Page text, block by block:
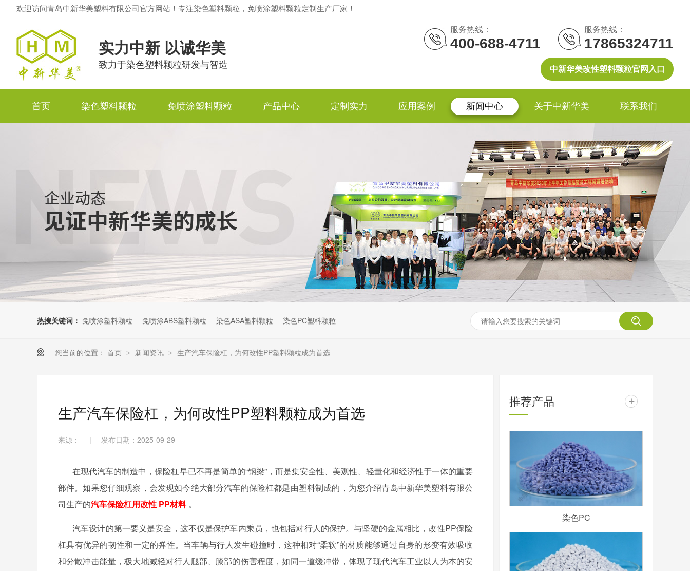
中新华美改性塑料颗粒官网入口
欢迎访问青岛中新华美塑料有限公司官方网站！专注染色塑料颗粒，免喷涂塑料颗粒定制生产厂家！
实力中新 以诚华美
致力于染色塑料颗粒研发与智造
服务热线：
400-688-4711
服务热线：
17865324711
首页 染色塑料颗粒 免喷涂塑料颗粒 产品中心 定制实力 应用案例 新闻中心 关于中新华美 联系我们
热搜关键词： 免喷涂塑料颗粒 免喷涂ABS塑料颗粒 染色ASA塑料颗粒 染色PC塑料颗粒
您当前的位置： 首页 > 新闻资讯 > 生产汽车保险杠，为何改性PP塑料颗粒成为首选
生产汽车保险杠，为何改性PP塑料颗粒成为首选
来源： | 发布日期：2025-09-29
在现代汽车的制造中，保险杠早已不再是简单的“钢梁”，而是集安全性、美观性、轻量化和经济性于一体的重要
部件。如果您仔细观察，会发现如今绝大部分汽车的保险杠都是由塑料制成的， 为您介绍青岛中新华美塑料有限公
司生产的汽车保险杠用改性 PP材料 。
汽车设计的第一要义是安全，这不仅是保护车内乘员，也包括对行人的保护。与坚硬的金属相比，改性PP保险
杠具有优异的韧性和一定的弹性。当车辆与行人发生碰撞时，这种相对“柔软”的材质能够通过自身的形变有效吸收
和分散冲击能量，极大地减轻对行人腿部、膝部的伤害程度，如同一道缓冲带，体现了现代汽车工业以人为本的安
推荐产品 +
染色PC